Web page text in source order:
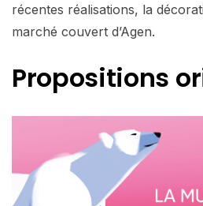
récentes réalisations, la
marché couvert d’Agen.
Propositions